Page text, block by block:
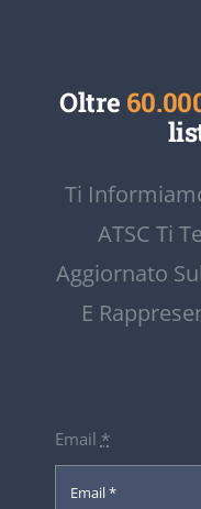
Oltre
Ti
ATSC Ti
Aggiornato
E
Email *